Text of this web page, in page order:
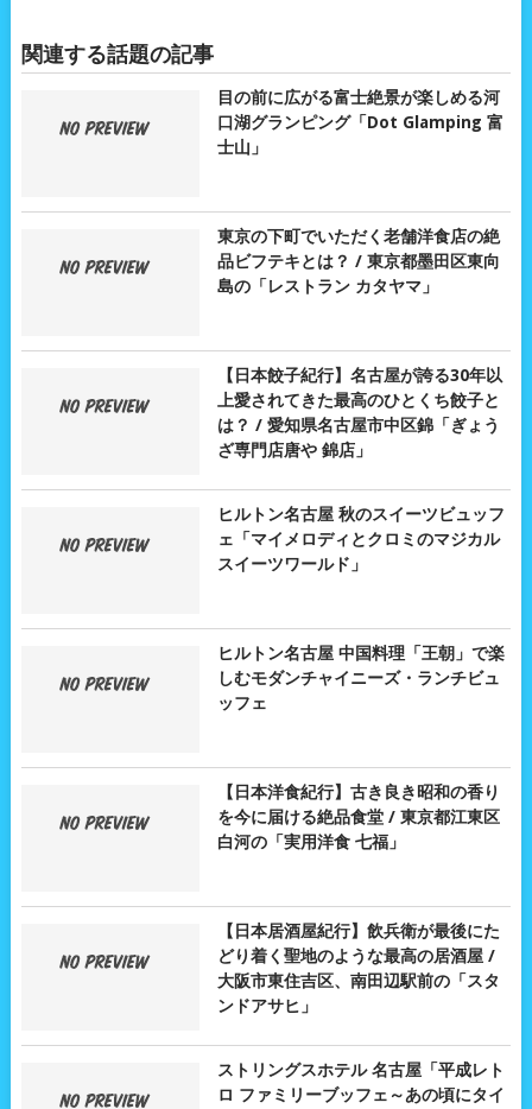
関連する話題の記事
目の前に広がる富士絶景が楽しめる河
口湖グランピング「Dot Glamping 富
士山」
東京の下町でいただく老舗洋食店の絶
品ビフテキとは？ / 東京都墨田区東向
島の「レストラン カタヤマ」
【日本餃子紀行】名古屋が誇る30年以
上愛されてきた最高のひとくち餃子と
は？ / 愛知県名古屋市中区錦「ぎょう
ざ専門店唐や 錦店」
ヒルトン名古屋 秋のスイーツビュッフ
ェ「マイメロディとクロミのマジカル
スイーツワールド」
ヒルトン名古屋 中国料理「王朝」で楽
しむモダンチャイニーズ・ランチビュ
ッフェ
【日本洋食紀行】古き良き昭和の香り
を今に届ける絶品食堂 / 東京都江東区
白河の「実用洋食 七福」
【日本居酒屋紀行】飲兵衛が最後にた
どり着く聖地のような最高の居酒屋 /
大阪市東住吉区、南田辺駅前の「スタ
ンドアサヒ」
ストリングスホテル 名古屋「平成レト
ロ ファミリーブッフェ～あの頃にタイ